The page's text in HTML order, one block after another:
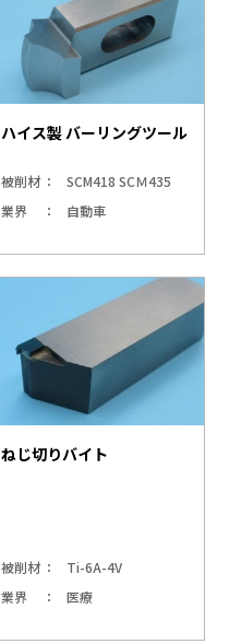
ハイス製 バーリングツール
被削材
SCM418 SCＭ435
業界
自動車
ねじ切りバイト
被削材
Ti-6A-4V
業界
医療